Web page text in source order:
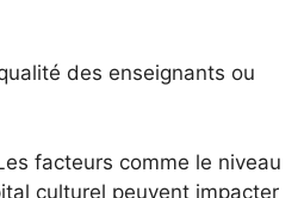
des enseignants ou
facteurs comme le niveau
culturel peuvent impacter